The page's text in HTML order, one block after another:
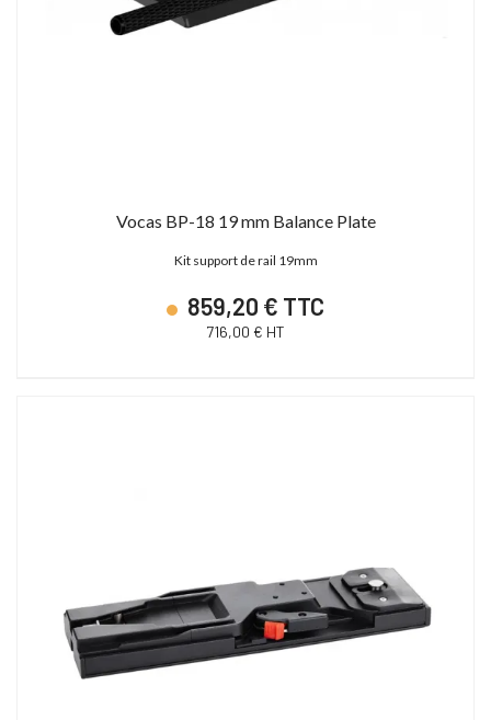
Vocas BP-18 19 mm Balance Plate
Kit support de rail 19mm
859,20 € TTC
716,00 € HT